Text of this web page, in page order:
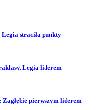
straciła punkty
Legia liderem
pierwszym liderem